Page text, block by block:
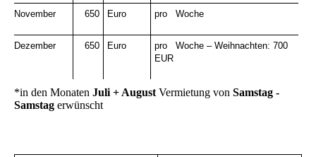
November 650 Euro pro Woche
Dezember 650 Euro
pro Woche – Weihnachten: 700
EUR
*in den Monaten Juli + August Vermietung von Samstag -
Samstag erwünscht